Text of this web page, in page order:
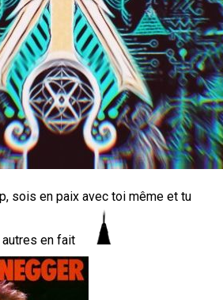
sois en paix avec toi même et tu
en fait